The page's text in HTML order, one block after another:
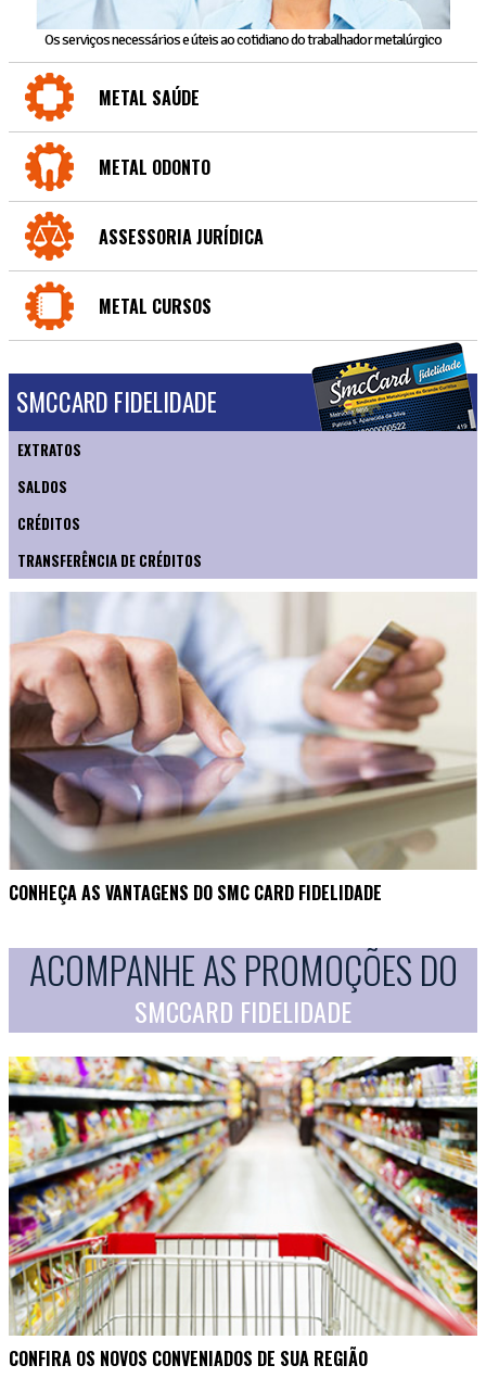
Os serviços necessários e úteis ao cotidiano do trabalhador metalúrgico
METAL SAÚDE
METAL ODONTO
ASSESSORIA JURÍDICA
METAL CURSOS
SMCCARD FIDELIDADE
EXTRATOS
SALDOS
CRÉDITOS
TRANSFERÊNCIA DE CRÉDITOS
CONHEÇA AS VANTAGENS DO SMC CARD FIDELIDADE
ACOMPANHE AS PROMOÇÕES DO
SMCCARD FIDELIDADE
CONFIRA OS NOVOS CONVENIADOS DE SUA REGIÃO